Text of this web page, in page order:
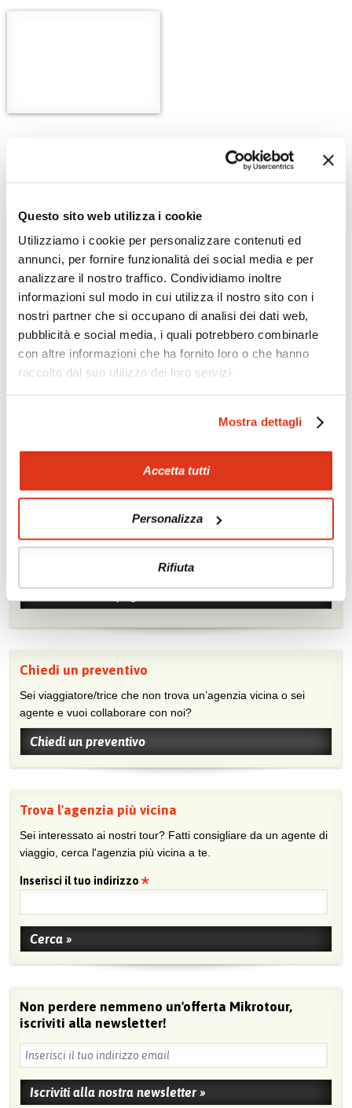
Questo sito web utilizza i cookie
Utilizziamo i cookie per personalizzare contenuti ed
annunci, per fornire funzionalità dei social media e per
analizzare il nostro traffico. Condividiamo inoltre
informazioni sul modo in cui utilizza il nostro sito con i
nostri partner che si occupano di analisi dei dati web,
pubblicità e social media, i quali potrebbero combinarle
con altre informazioni che ha fornito loro o che hanno
raccolto dal suo utilizzo dei loro servizi.
Mostra dettagli
Accetta tutti
Personalizza
Rifiuta
Zoom Minimize map
Scopri i prezzi »
Mostraci le tue foto su Facebook
Condividi con gli altri viaggiatori le tue esperienze e scambia
consigli e suggerimenti sulle tue località preferite.
Chiedi un preventivo
Sei viaggiatore/trice che non trova un’agenzia vicina o sei
agente e vuoi collaborare con noi?
Chiedi un preventivo
Trova l'agenzia più vicina
Sei interessato ai nostri tour? Fatti consigliare da un agente di
viaggio, cerca l'agenzia più vicina a te.
Inserisci il tuo indirizzo
Non perdere nemmeno un'offerta Mikrotour,
iscriviti alla newsletter!